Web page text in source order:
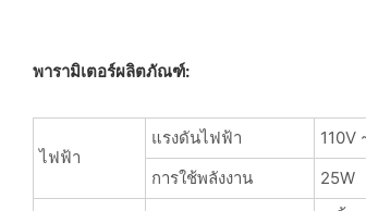
พารามิเตอร์ผลิตภัณฑ์:
ไฟฟ้า
แรงดันไฟฟ้า
110V
การใช้พลังงาน
25W